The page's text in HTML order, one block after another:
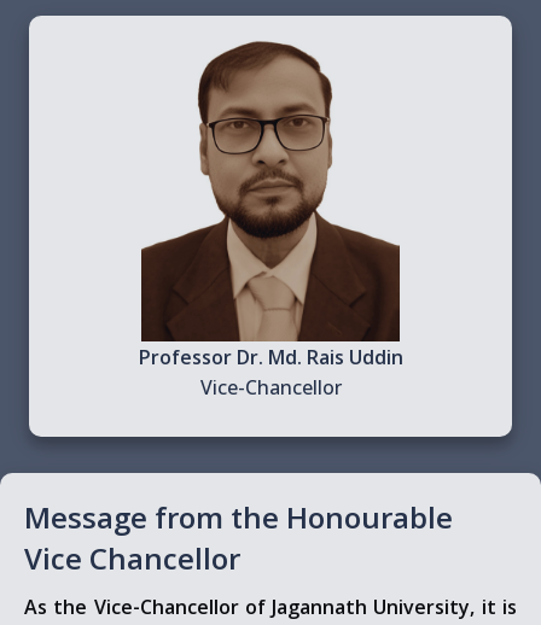
Professor Dr. Md. Rais Uddin
Vice-Chancellor
Message from the Honourable
Vice Chancellor
As the Vice-Chancellor of Jagannath University, it is